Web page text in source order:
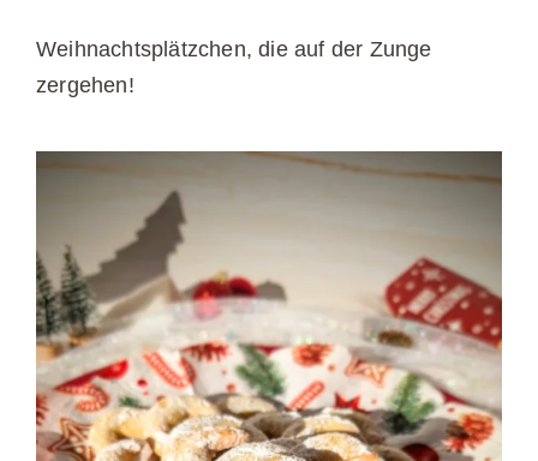
Weihnachtsplätzchen, die auf der Zunge
zergehen!